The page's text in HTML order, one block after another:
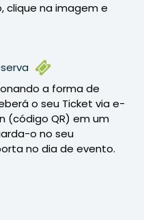
clique na imagem e
a forma de
o seu Ticket via e-
(código QR) em um
o no seu
no dia de evento.